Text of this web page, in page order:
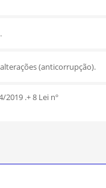
(anticorrupção).
.+ 8 Lei nº